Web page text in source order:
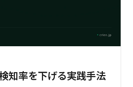
知率を下げる実践手法